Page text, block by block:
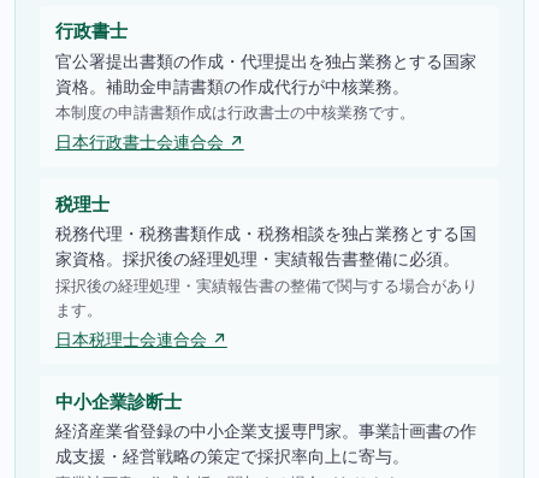
行政書士
官公署提出書類の作成・代理提出を独占業務とする国家
資格。補助金申請書類の作成代行が中核業務。
本制度の申請書類作成は行政書士の中核業務です。
日本行政書士会連合会 ↗
税理士
税務代理・税務書類作成・税務相談を独占業務とする国
家資格。採択後の経理処理・実績報告書整備に必須。
採択後の経理処理・実績報告書の整備で関与する場合があり
ます。
日本税理士会連合会 ↗
中小企業診断士
経済産業省登録の中小企業支援専門家。事業計画書の作
成支援・経営戦略の策定で採択率向上に寄与。